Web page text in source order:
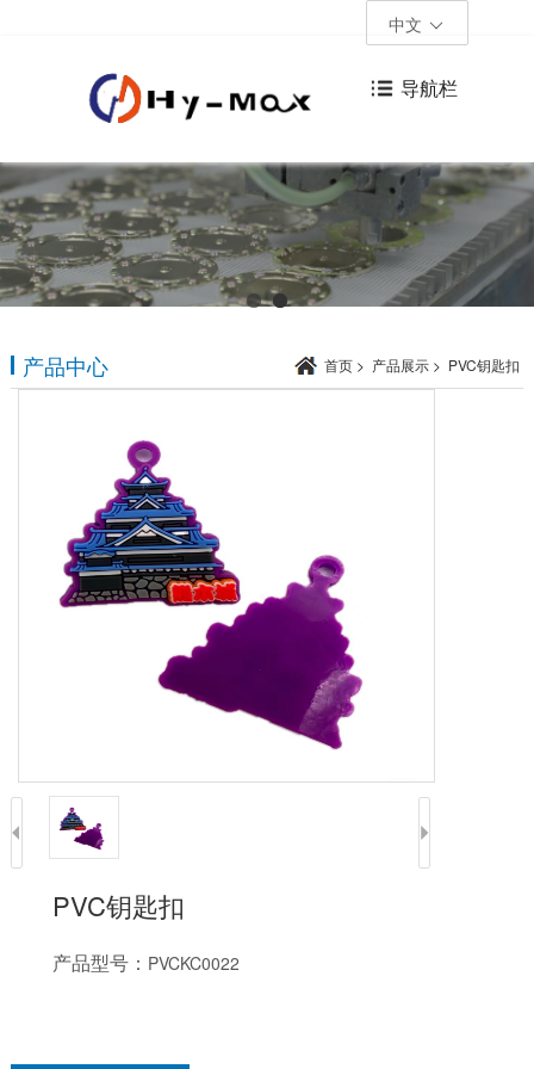
中文
导航栏
产品中心 首页 > 产品展示 > PVC钥匙扣
PVC钥匙扣
产品型号： PVCKC0022